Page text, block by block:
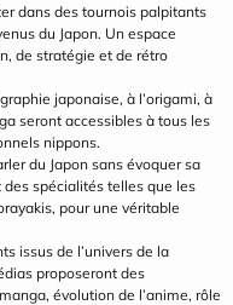
dans des tournois palpitants
du Japon. Un espace
de stratégie et de rétro
japonaise, à l’origami, à
seront accessibles à tous les
nippons.
du Japon sans évoquer sa
spécialités telles que les
pour une véritable
issus de l’univers de la
proposeront des
évolution de l’anime, rôle